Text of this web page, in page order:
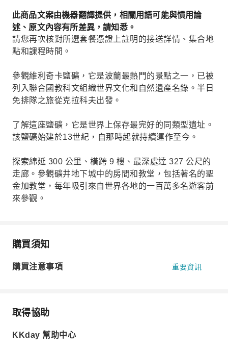
多種語言可選，幫助您完美訂製專屬導覽之旅
此商品文案由機器翻譯提供，相關用語可能與慣用論
述、原文內容有所差異，請知悉。
請您再次核對所選套餐憑證上註明的接送詳情、集合地
點和課程時間。
參觀維利奇卡鹽礦，它是波蘭最熱門的景點之一，已被
列入聯合國教科文組織世界文化和自然遺產名錄。半日
免排隊之旅從克拉科夫出發。
了解這座鹽礦，它是世界上保存最完好的同類型遺址。
該鹽礦始建於13世紀，自那時起就持續運作至今。
探索綿延 300 公里、橫跨 9 樓、最深處達 327 公尺的
走廊。參觀礦井地下城中的房間和教堂，包括著名的聖
金加教堂，每年吸引來自世界各地的一百萬多名遊客前
來參觀。
購買須知
購買注意事項 重要資訊
取得協助
KKday 幫助中心